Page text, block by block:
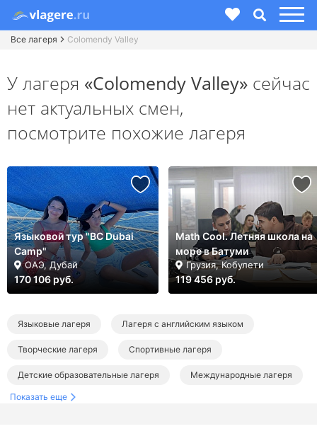
Все лагеря Colomendy Valley
У лагеря «Colomendy Valley» сейчас
нет актуальных смен,
посмотрите похожие лагеря
Языковой тур "BC Dubai
Camp"
ОАЭ, Дубай
170 106 руб.
Math Cool. Летняя школа на
море в Батуми
Грузия, Кобулети
119 456 руб.
Языковые лагеря Лагеря с английским языком
Творческие лагеря Спортивные лагеря
Детские образовательные лагеря Международные лагеря
Лагеря в Англии
Показать еще